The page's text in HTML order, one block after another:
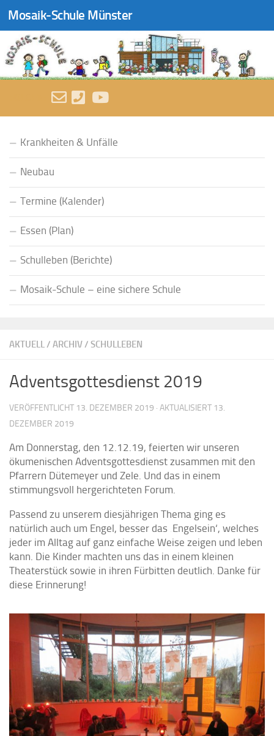
Zum Inhalt springen
Mosaik-Schule Münster
AKTUELL/ ARCHIV/ SCHULLEBEN
Adventsgottesdienst 2019
VERÖFFENTLICHT 13. DEZEMBER 2019 · AKTUALISIERT 13.
DEZEMBER 2019
Am Donnerstag, den 12.12.19, feierten wir unseren
ökumenischen Adventsgottesdienst zusammen mit den
Pfarrern Dütemeyer und Zele. Und das in einem
stimmungsvoll hergerichteten Forum.
Passend zu unserem diesjährigen Thema ging es
natürlich auch um Engel, besser das ‚Engelsein‘, welches
jeder im Alltag auf ganz einfache Weise zeigen und leben
kann. Die Kinder machten uns das in einem kleinen
Theaterstück sowie in ihren Fürbitten deutlich. Danke für
diese Erinnerung!
Krankheiten & Unfälle
Neubau
Termine (Kalender)
Essen (Plan)
Schulleben (Berichte)
Mosaik-Schule – eine sichere Schule